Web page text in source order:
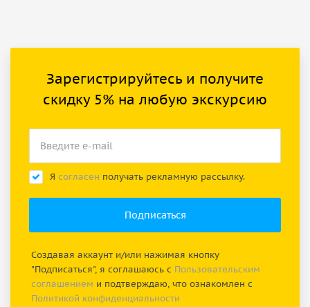
Зарегистрируйтесь и получите
скидку 5% на любую экскурсию
Я согласен получать рекламную рассылку.
Создавая аккаунт и/или нажимая кнопку
"Подписаться", я соглашаюсь с Пользовательским
соглашением и подтверждаю, что ознакомлен с
Политикой конфиденциальности